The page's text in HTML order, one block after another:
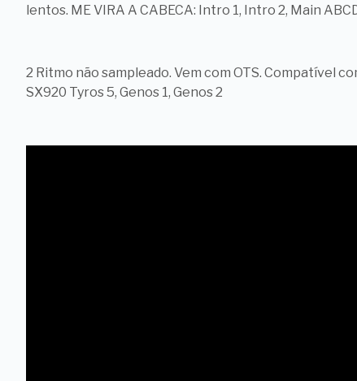
lentos. ME VIRA A CABECA: Intro 1, Intro 2, Main
2 Ritmo não sampleado. Vem com OTS. Compatível
SX920 Tyros 5, Genos 1, Genos 2